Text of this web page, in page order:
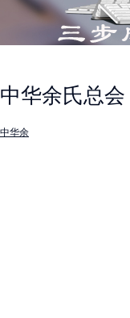
中华余氏总
中华余